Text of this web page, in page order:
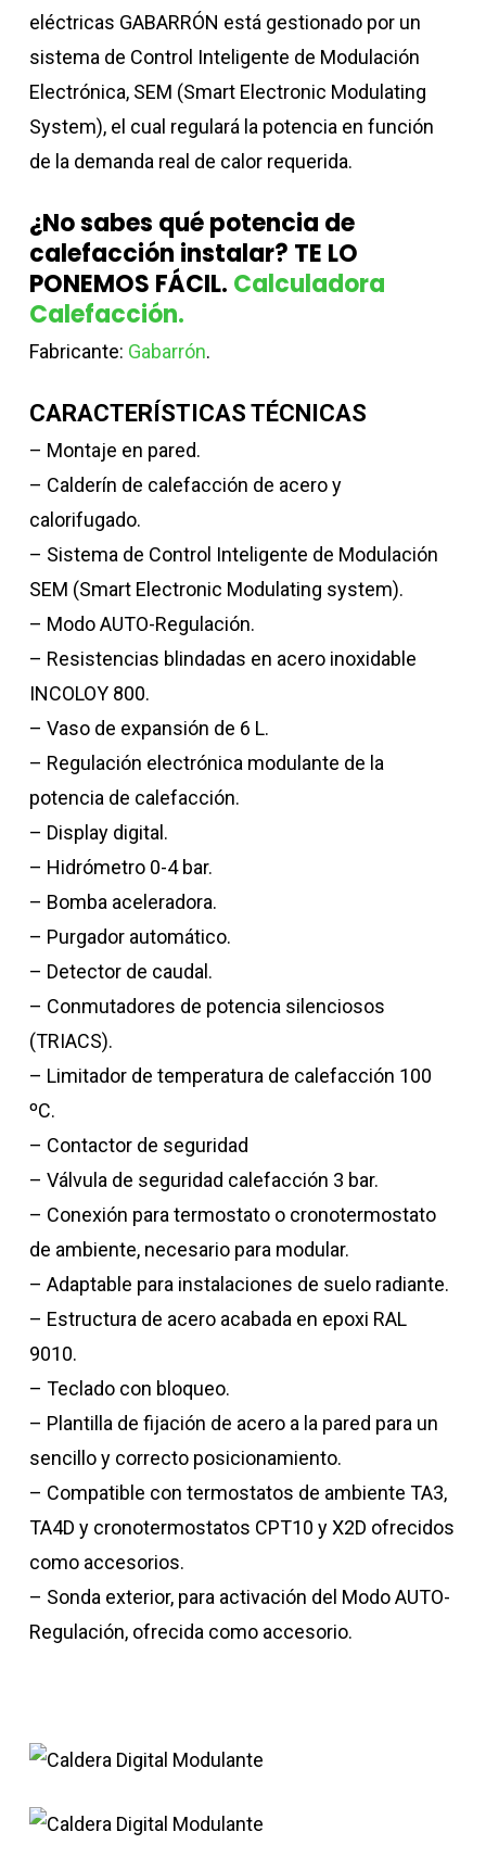
eléctricas GABARRÓN está gestionado por un
sistema de Control Inteligente de Modulación
Electrónica, SEM (Smart Electronic Modulating
System), el cual regulará la potencia en función
de la demanda real de calor requerida.
¿No sabes qué potencia de
calefacción instalar? TE LO
PONEMOS FÁCIL. Calculadora
Calefacción.
Fabricante: Gabarrón.
CARACTERÍSTICAS TÉCNICAS
– Montaje en pared.
– Calderín de calefacción de acero y
calorifugado.
– Sistema de Control Inteligente de Modulación
SEM (Smart Electronic Modulating system).
– Modo AUTO-Regulación.
– Resistencias blindadas en acero inoxidable
INCOLOY 800.
– Vaso de expansión de 6 L.
– Regulación electrónica modulante de la
potencia de calefacción.
– Display digital.
– Hidrómetro 0-4 bar.
– Bomba aceleradora.
– Purgador automático.
– Detector de caudal.
– Conmutadores de potencia silenciosos
(TRIACS).
– Limitador de temperatura de calefacción 100
ºC.
– Contactor de seguridad
– Válvula de seguridad calefacción 3 bar.
– Conexión para termostato o cronotermostato
de ambiente, necesario para modular.
– Adaptable para instalaciones de suelo radiante.
– Estructura de acero acabada en epoxi RAL
9010.
– Teclado con bloqueo.
– Plantilla de fijación de acero a la pared para un
sencillo y correcto posicionamiento.
– Compatible con termostatos de ambiente TA3,
TA4D y cronotermostatos CPT10 y X2D ofrecidos
como accesorios.
– Sonda exterior, para activación del Modo AUTO-
Regulación, ofrecida como accesorio.